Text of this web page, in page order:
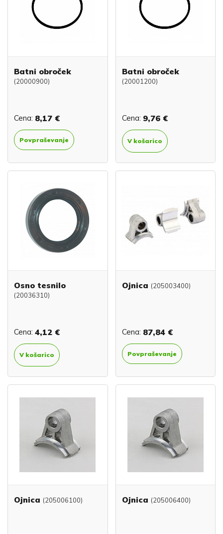
Batni obroček
(20000900)
Cena: 8,17 €
Povpraševanje
Batni obroček
(20001200)
Cena: 9,76 €
V košarico
Osno tesnilo
(20036310)
Cena: 4,12 €
V košarico
Ojnica (205003400)
Cena: 87,84 €
Povpraševanje
Ojnica (205006100) Ojnica (205006400)